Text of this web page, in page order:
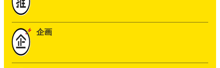
企画